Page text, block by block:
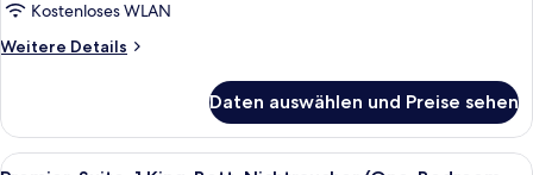
Betten,
barrierefrei,
Nichtraucher
Kostenloses WLAN
Weitere Details
Weitere
2 Queen-
Betten,
Daten auswählen und Preise sehen
Alle
Ein Zimmer mit einem roten,